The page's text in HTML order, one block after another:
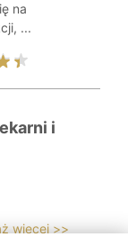
na
...
i
więcej >>